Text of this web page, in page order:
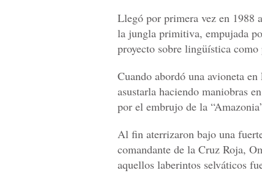
Llegó por primera vez en 1988
la jungla primitiva, empujada
proyecto sobre lingüística
Cuando abordó una avioneta
asustarla haciendo maniobras
por el embrujo de la
Al fin aterrizaron bajo una
comandante de la Cruz Roja,
aquellos laberintos selváticos